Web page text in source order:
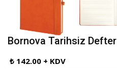
Bornova Tarihsiz Defter
₺ 142.00 + KDV